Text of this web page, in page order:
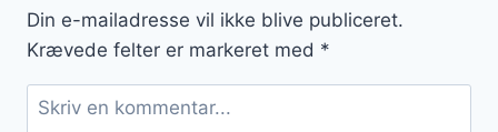
Din e-mailadresse vil ikke blive publiceret.
Krævede felter er markeret med *